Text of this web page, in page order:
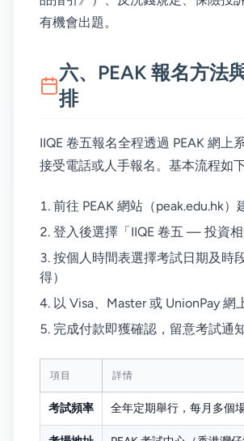
有機會出題。
六、PEAK 報名方法
排
IIQE 卷五報名全程透過 PEAK 網上
接受電話或人手報名。基本流程如下
前往 PEAK 網站（peak.edu.hk）
登入後選擇「IIQE 卷五 — 投資相
按個人時間表選擇考試日期及時
得）
以 Visa、Master 或 UnionPay 網
完成付款即獲確認，留意考試通
項目 詳情
考試頻率 全年定期舉行，每月多個